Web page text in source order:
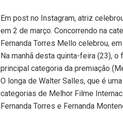
Em post no Instagram, atriz
em 2 de março. Concorrendo na
Fernanda Torres Mello celebrou,
Na manhã desta quinta-feira (23),
principal categoria da premiação
O longa de Walter Salles, que é
categorias de Melhor Filme
Fernanda Torres e Fernanda